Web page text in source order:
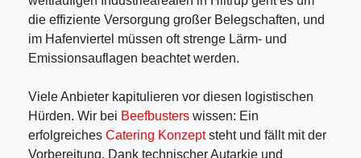
die effiziente Versorgung großer Belegschaften, und
im Hafenviertel müssen oft strenge Lärm- und
Emissionsauflagen beachtet werden.
Viele Anbieter kapitulieren vor diesen logistischen
Hürden. Wir bei Beefbusters wissen: Ein
erfolgreiches Catering Konzeptsteht und fällt mit der
Vorbereitung. Dank technischer Autarkie und